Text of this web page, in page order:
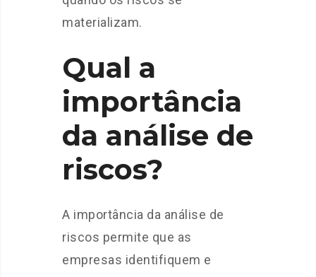
materializam.
Qual a
importância
da análise de
riscos?
A importância da análise de
riscos permite que as
empresas identifiquem e